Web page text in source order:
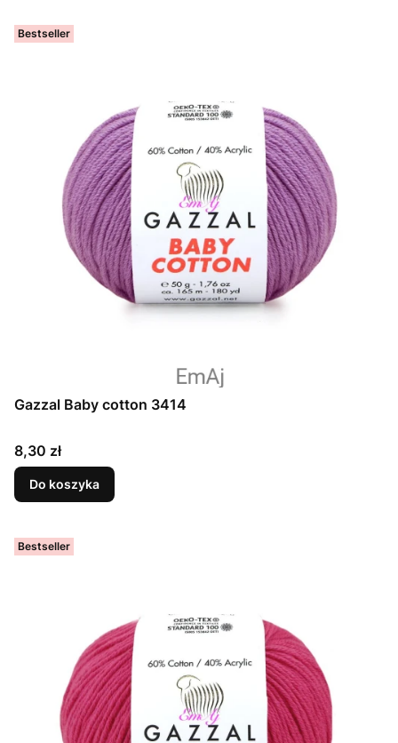
Bestseller
Gazzal Baby cotton 3414
Cena
8,30 zł
Do koszyka
Bestseller